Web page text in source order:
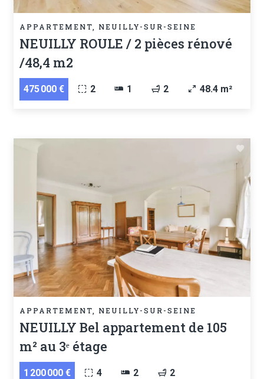
APPARTEMENT, NEUILLY-SUR-SEINE
NEUILLY ROULE / 2 pièces rénové
/48,4 m2
475 000 € 2 1 2 48.4 m²
APPARTEMENT, NEUILLY-SUR-SEINE
NEUILLY Bel appartement de 105
m² au 3ᵉ étage
1 200 000 € 4 2
2